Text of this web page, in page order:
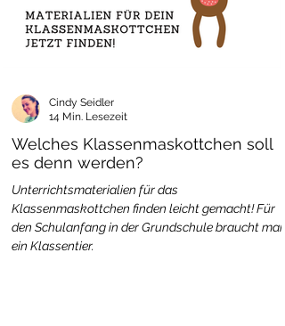
Welches Klassenmaskottchen soll
es denn werden?
Unterrichtsmaterialien für das
Klassenmaskottchen finden leicht gemacht! Für
den Schulanfang in der Grundschule braucht man
ein Klassentier.
Cindy Seidler
14 Min. Lesezeit